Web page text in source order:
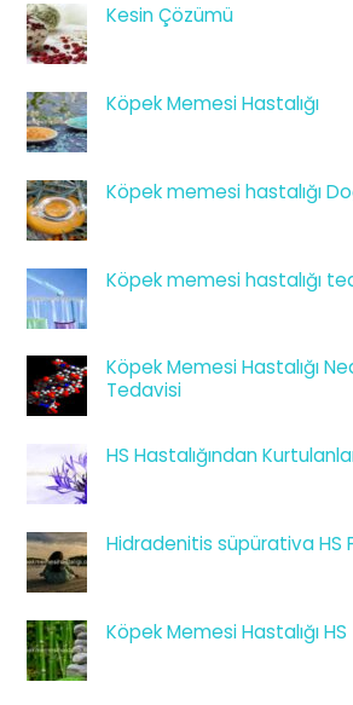
Kesin Çözümü
Köpek Memesi Hastalığı
Köpek memesi hastalığı
Köpek memesi hastalığı
Köpek Memesi Hastalığı
Tedavisi
HS Hastalığından
Hidradenitis süpürativa HS
Köpek Memesi Hastalığı HS